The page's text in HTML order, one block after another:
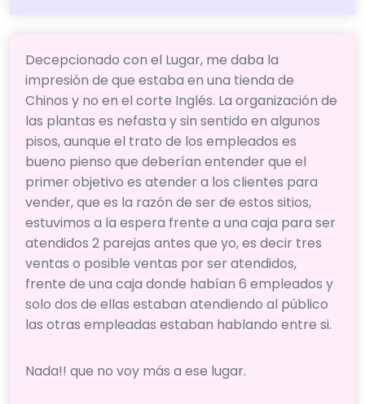
Decepcionado con el Lugar, me daba la
impresión de que estaba en una tienda de
Chinos y no en el corte Inglés. La organización de
las plantas es nefasta y sin sentido en algunos
pisos, aunque el trato de los empleados es
bueno pienso que deberían entender que el
primer objetivo es atender a los clientes para
vender, que es la razón de ser de estos sitios,
estuvimos a la espera frente a una caja para ser
atendidos 2 parejas antes que yo, es decir tres
ventas o posible ventas por ser atendidos,
frente de una caja donde habían 6 empleados y
solo dos de ellas estaban atendiendo al público
las otras empleadas estaban hablando entre si.
Nada!! que no voy más a ese lugar.